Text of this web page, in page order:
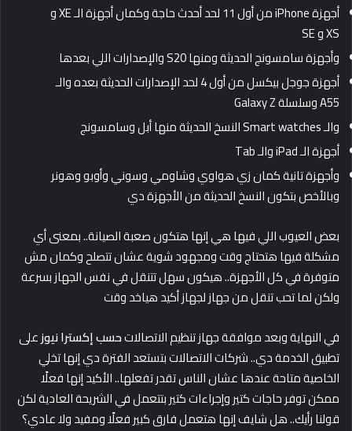
أجهزة iPhone من أول 11 لحد أحدث حاجة وكمان أجهزة الـ XE و
XS و SE
وأجهزة سامسونج الحديثة ومنها S20 والإصدارات اللي بعدها
أجهزة جوجل بيكسل من أول 4 لحد الإصدارات الحديثة بعده والـ
A55 وسلسلة Galaxy Z
والـ Smart watches النسخ الحديثة منها أبل وسامسونج
أجهزة الـ iPad والـ Tab
وأجهزة تانية كمان زي هواوي وشاومي وسوني وأوبو وهونر
وبالأخص بتكون النسخ الحديثة من الأجهزة دي
بعض العيوب اللي فيها هي إنها هتكون صعبة الصيانة.. بمعنى أي
مشكلة فيها هتحتاج وقت ومجهود شوية عشان تتصلح وكمانمش
متوفرة في كل الأجهزة.. هيكون سهل تتنقل في نفس الجهاز بسرعة
ولكن لما تحب تنقل من جهاز لجهاز أكيد هياخد وقت
في النهاية وبعد موافقة جهاز تنظيم الاتصالاتحسب إكسترا نيوزعلى
تطبيق الخدمة دي.. شركات الاتصالات بتستعد الفترة دي إنها تخلي
الخاصية متاحة عندها عشان الناس تقدر تفعلها.. الأكيد إنها فعلًا
ممكن توفر حاجات كتير وإجراءات كتير بتتعمل في الشريحة العادية لكن
قولنا رأيك.. هل شايف إنها هتعمل فارق كبير فعلًا ومفيد ولا عادي؟